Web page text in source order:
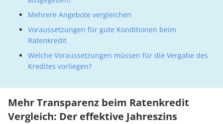
Mehrere Angebote vergleichen
Voraussetzungen für gute Konditionen beim
Ratenkredit
Welche Voraussetzungen müssen für die Vergabe des
Kredites vorliegen?
Mehr Transparenz beim Ratenkredit
Vergleich: Der effektive Jahreszins